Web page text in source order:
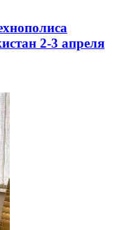
2-3 апреля